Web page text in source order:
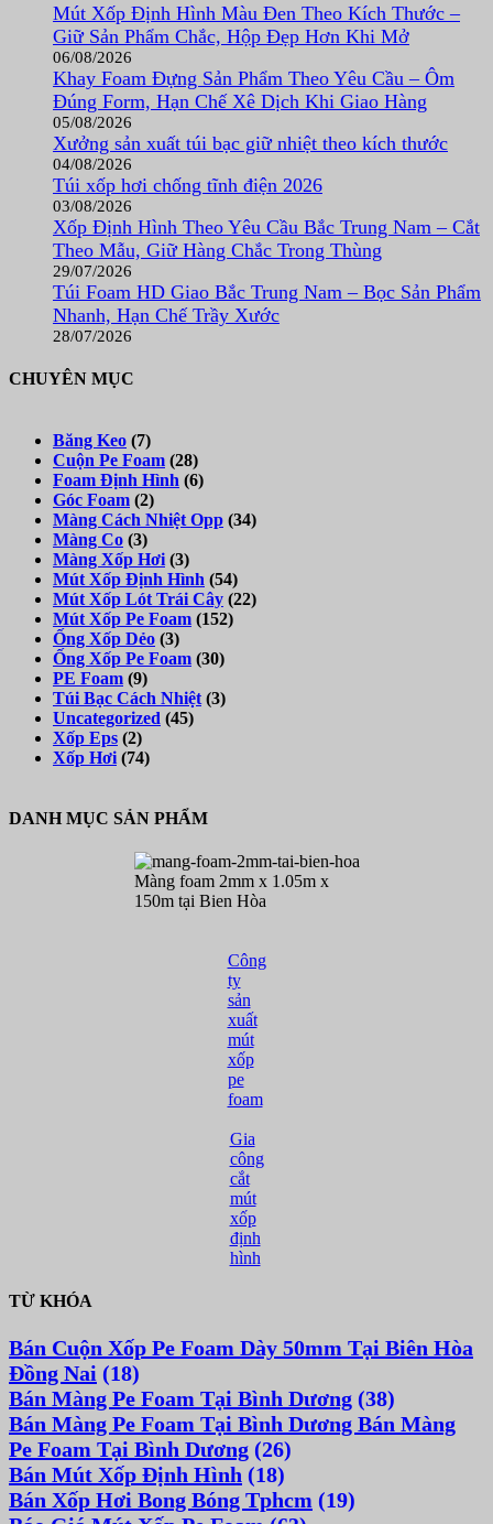
Mút Xốp Định Hình Màu Đen Theo Kích Thước –
Giữ Sản Phẩm Chắc, Hộp Đẹp Hơn Khi Mở
06/08/2026
Khay Foam Đựng Sản Phẩm Theo Yêu Cầu – Ôm
Đúng Form, Hạn Chế Xê Dịch Khi Giao Hàng
05/08/2026
Xưởng sản xuất túi bạc giữ nhiệt theo kích thước
04/08/2026
Túi xốp hơi chống tĩnh điện 2026
03/08/2026
Xốp Định Hình Theo Yêu Cầu Bắc Trung Nam – Cắt
Theo Mẫu, Giữ Hàng Chắc Trong Thùng
29/07/2026
Túi Foam HD Giao Bắc Trung Nam – Bọc Sản Phẩm
Nhanh, Hạn Chế Trầy Xước
28/07/2026
CHUYÊN MỤC
Băng Keo (7)
Cuộn Pe Foam (28)
Foam Định Hình (6)
Góc Foam (2)
Màng Cách Nhiệt Opp (34)
Màng Co (3)
Màng Xốp Hơi (3)
Mút Xốp Định Hình (54)
Mút Xốp Lót Trái Cây (22)
Mút Xốp Pe Foam (152)
Ống Xốp Dẻo (3)
Ống Xốp Pe Foam (30)
PE Foam (9)
Túi Bạc Cách Nhiệt (3)
Uncategorized (45)
Xốp Eps (2)
Xốp Hơi (74)
DANH MỤC SẢN PHẨM
Màng foam 2mm x 1.05m x
150m tại Bien Hòa
Công
ty
sản
xuất
mút
xốp
pe
foam
Gia
công
cắt
mút
xốp
định
hình
TỪ KHÓA
Bán Cuộn Xốp Pe Foam Dày 50mm Tại Biên Hòa
Đồng Nai (18)
Bán Màng Pe Foam Tại Bình Dương (38)
Bán Màng Pe Foam Tại Bình Dương Bán Màng
Pe Foam Tại Bình Dương (26)
Bán Mút Xốp Định Hình (18)
Bán Xốp Hơi Bong Bóng Tphcm (19)